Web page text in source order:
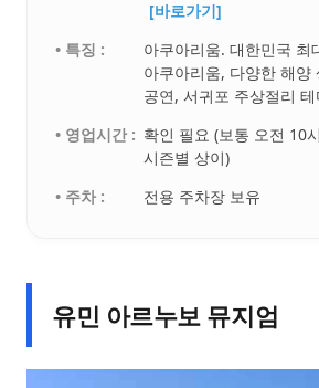
[바로가기]
• 특징 :
아쿠아리움. 대한민국 최
아쿠아리움, 다양한 해양
공연, 서귀포 주상절리
• 영업시간 : 확인 필요 (보통 오전 10
시즌별 상이)
• 주차 :
전용 주차장 보유
유민 아르누보 뮤지엄